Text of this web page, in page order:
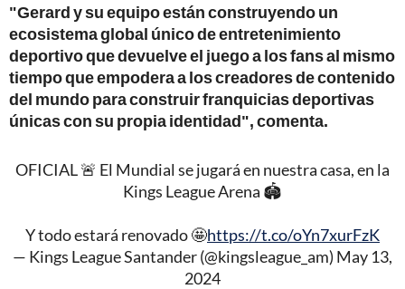
"Gerard y su equipo están construyendo un
ecosistema global único de entretenimiento
deportivo que devuelve el juego a los fans al mismo
tiempo que empodera a los creadores de contenido
del mundo para construir franquicias deportivas
únicas con su propia identidad", comenta.
OFICIAL 🚨 El Mundial se jugará en nuestra casa, en la
Kings League Arena 🏟️
Y todo estará renovado 🤩https://t.co/oYn7xurFzK
— Kings League Santander (@kingsleague_am) May 13,
2024